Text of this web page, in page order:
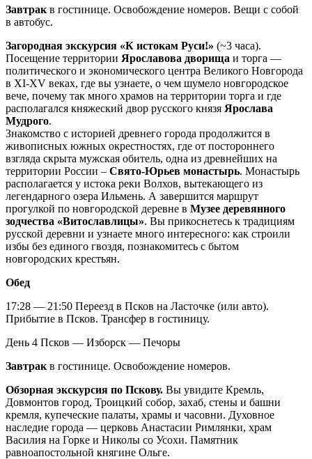
Завтрак в гостинице. Освобождение номеров. Вещи с собой
в автобус.
Загородная экскурсия «К истокам Руси!» (~3 часа).
Посещение территории Ярославова дворища и торга —
политического и экономического центра Великого Новгорода
в XI-XV веках, где вы узнаете, о чем шумело новгородское
вече, почему так много храмов на территории торга и где
располагался княжеский двор русского князя Ярослава
Мудрого.
Знакомство с историей древнего города продолжится в
живописных южных окрестностях, где от постороннего
взгляда скрыта мужская обитель, одна из древнейших на
территории России – Свято-Юрьев монастырь. Монастырь
располагается у истока реки Волхов, вытекающего из
легендарного озера Ильмень. А завершится маршрут
прогулкой по новгородской деревне в Музее деревянного
зодчества «Витославлицы». Вы прикоснетесь к традициям
русской деревни и узнаете много интересного: как строили
избы без единого гвоздя, познакомитесь с бытом
новгородских крестьян.
Обед
17:28 — 21:50 Переезд в Псков на Ласточке (или авто).
Прибытие в Псков. Трансфер в гостиницу.
День 4 Псков — Изборск — Печоры
Завтрак в гостинице. Освобождение номеров.
Обзорная экскурсия по Пскову. Вы увидите Кремль,
Довмонтов город, Троицкий собор, захаб, стены и башни
кремля, купеческие палаты, храмы и часовни. Духовное
наследие города — церковь Анастасии Римлянки, храм
Василия на Горке и Николы со Усохи. Памятник
равноапостольной княгине Ольге.